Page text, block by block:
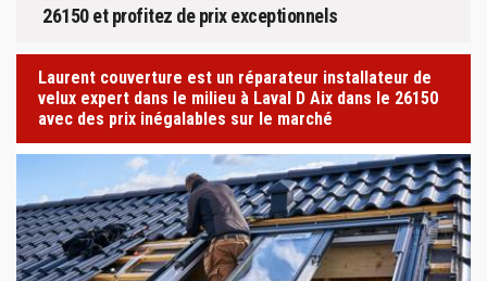
26150 et profitez de prix exceptionnels
Laurent couverture est un réparateur installateur de
velux expert dans le milieu à Laval D Aix dans le 26150
avec des prix inégalables sur le marché